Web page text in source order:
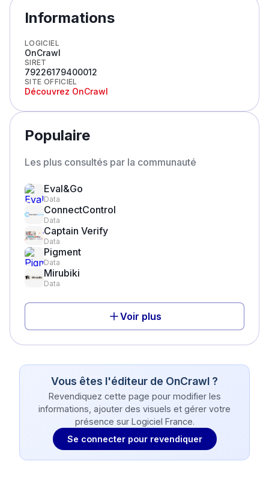
Informations
LOGICIEL
OnCrawl
SIRET
79226179400012
SITE OFFICIEL
Découvrez OnCrawl
Populaire
Les plus consultés par la communauté
Eval&Go
Data
ConnectControl
Data
Captain Verify
Data
Pigment
Data
Mirubiki
Data
Voir plus
Vous êtes l'éditeur de OnCrawl ?
Revendiquez cette page pour modifier les
informations, ajouter des visuels et gérer votre
présence sur Logiciel France.
Se connecter pour revendiquer